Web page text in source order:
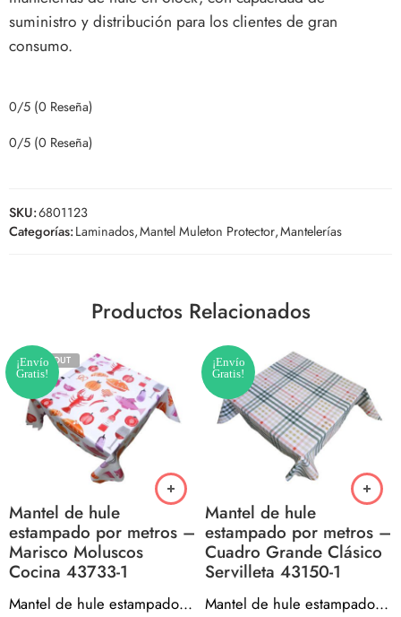
suministro y distribución para los clientes de gran
consumo.
0/5 (0 Reseña)
0/5 (0 Reseña)
SKU:6801123
Categorías:Laminados,Mantel Muleton Protector,Mantelerías
Productos Relacionados
¡Envío
Gratis!
SOLD OUT
Mantel de hule
estampado por metros –
Marisco Moluscos
Cocina 43733-1
Mantel de hule estampado por metros – Marisco Moluscos Cocina 43733-1
¡Envío
Gratis!
Mantel de hule
estampado por metros –
Cuadro Grande Clásico
Servilleta 43150-1
Mantel de hule estampado por metros – Cuadro Grande Clásico Servilleta 43150-1